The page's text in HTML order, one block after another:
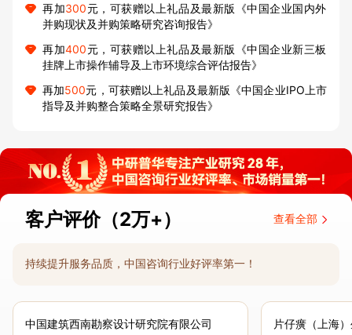
再加300元，可获赠以上礼品及最新版《中国企业国内外
并购现状及并购策略研究咨询报告》
再加400元，可获赠以上礼品及最新版《中国企业新三板
挂牌上市操作辅导及上市环境综合评估报告》
再加500元，可获赠以上礼品及最新版《中国企业IPO上市
指导及并购整合策略全景研究报告》
客户评价（2万+） 查看全部
持续提升服务品质，中国咨询行业好评率第一！
中国建筑西南勘察设计研究院有限公司
片仔癀（上海